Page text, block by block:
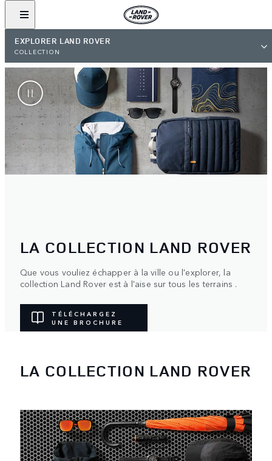
EXPLORER LAND ROVER
COLLECTION
LA COLLECTION LAND ROVER
Que vous vouliez échapper à la ville ou l'explorer, la
collection Land Rover est à l'aise sur tous les terrains .
TÉLÉCHARGEZ
UNE BROCHURE
LA COLLECTION LAND ROVER